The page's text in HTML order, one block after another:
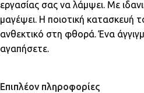
εργασίας σας να λάμψει. Με
μαγέψει. Η ποιοτική κατασκευή
ανθεκτικό στη φθορά. Ένα
αγαπήσετε.
Επιπλέον πληροφορίες